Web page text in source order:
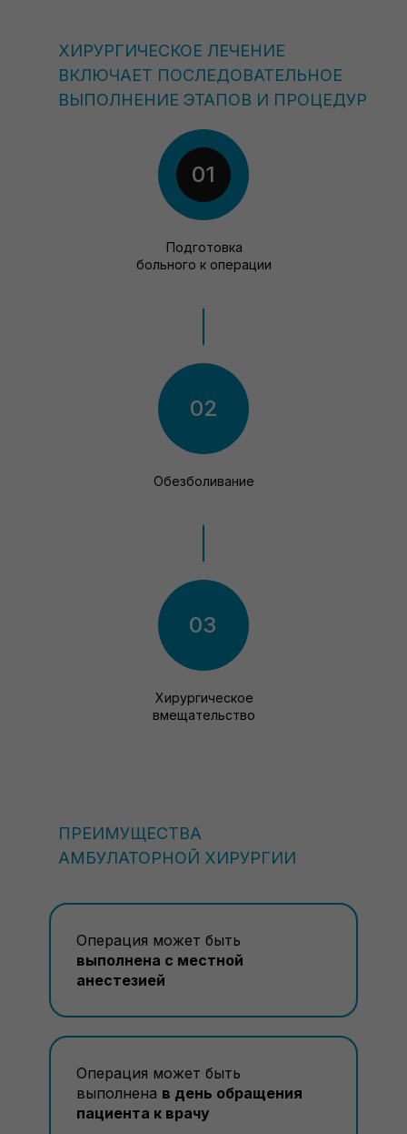
ХИРУРГИЧЕСКОЕ ЛЕЧЕНИЕ
ВКЛЮЧАЕТ ПОСЛЕДОВАТЕЛЬНОЕ
ВЫПОЛНЕНИЕ ЭТАПОВ И ПРОЦЕДУР
01
02
Обезболивание
03
Хирургическое
вмещательство
Подготовка
больного к операции
ПРЕИМУЩЕСТВА
АМБУЛАТОРНОЙ ХИРУРГИИ
Операция может быть
выполнена с местной
анестезией
Операция может быть
выполнена в день обращения
пациента к врачу